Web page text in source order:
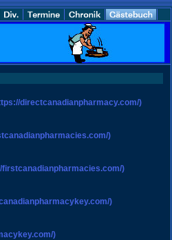
directcanadianpharmacy.com/)
)
firstcanadianpharmacies.com/)
)
)